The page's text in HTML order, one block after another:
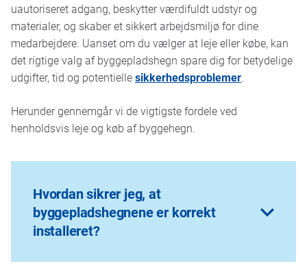
uautoriseret adgang, beskytter værdifuldt udstyr og
materialer, og skaber et sikkert arbejdsmiljø for dine
medarbejdere. Uanset om du vælger at leje eller købe, kan
det rigtige valg af byggepladshegn spare dig for betydelige
udgifter, tid og potentiellesikkerhedsproblemer.
Herunder gennemgår vi de vigtigste fordele ved
henholdsvis leje og køb af byggehegn.
Hvordan sikrer jeg, at
byggepladshegnene er korrekt
installeret?